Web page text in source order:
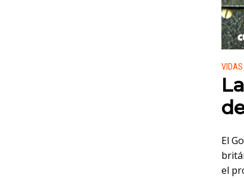
VIDAS
El
el